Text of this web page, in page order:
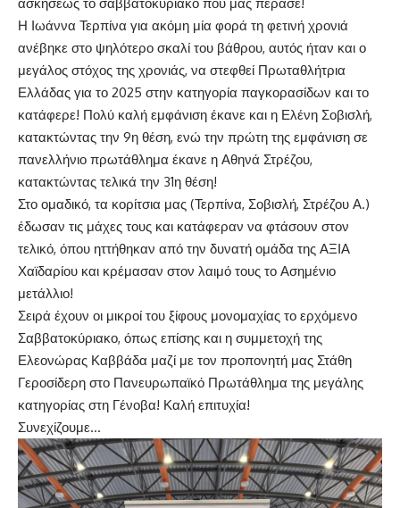
Η Ιωάννα Τερπίνα για ακόμη μία φορά τη φετινή χρονιά
ανέβηκε στο ψηλότερο σκαλί του βάθρου, αυτός ήταν και ο
μεγάλος στόχος της χρονιάς, να στεφθεί Πρωταθλήτρια
Ελλάδας για το 2025 στην κατηγορία παγκορασίδων και το
κατάφερε! Πολύ καλή εμφάνιση έκανε και η Ελένη Σοβισλή,
κατακτώντας την 9η θέση, ενώ την πρώτη της εμφάνιση σε
πανελλήνιο πρωτάθλημα έκανε η Αθηνά Στρέζου,
κατακτώντας τελικά την 31η θέση!
Στο ομαδικό, τα κορίτσια μας (Τερπίνα, Σοβισλή, Στρέζου Α.)
έδωσαν τις μάχες τους και κατάφεραν να φτάσουν στον
τελικό, όπου ηττήθηκαν από την δυνατή ομάδα της ΑΞΙΑ
Χαϊδαρίου και κρέμασαν στον λαιμό τους το Ασημένιο
μετάλλιο!
Σειρά έχουν οι μικροί του ξίφους μονομαχίας το ερχόμενο
Σαββατοκύριακο, όπως επίσης και η συμμετοχή της
Ελεονώρας Καββάδα μαζί με τον προπονητή μας Στάθη
Γεροσίδερη στο Πανευρωπαϊκό Πρωτάθλημα της μεγάλης
κατηγορίας στη Γένοβα! Καλή επιτυχία!
Συνεχίζουμε…